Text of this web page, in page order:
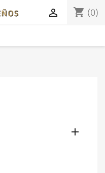
shopping_cart (0)

